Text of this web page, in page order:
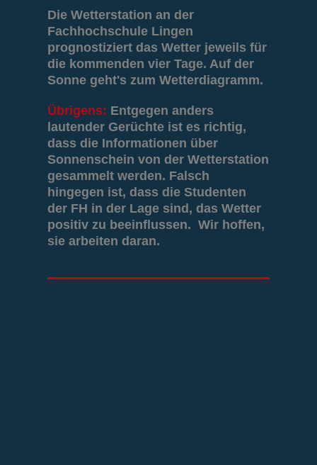
Die Wetterstation an der
Fachhochschule Lingen
prognostiziert das Wetter jeweils für
die kommenden vier Tage. Auf der
Sonne geht's zum Wetterdiagramm.
Übrigens: Entgegen anders
lautender Gerüchte ist es richtig,
dass die Informationen über
Sonnenschein von der Wetterstation
gesammelt werden. Falsch
hingegen ist, dass die Studenten
der FH in der Lage sind, das Wetter
positiv zu beeinflussen. Wir hoffen,
sie arbeiten daran.